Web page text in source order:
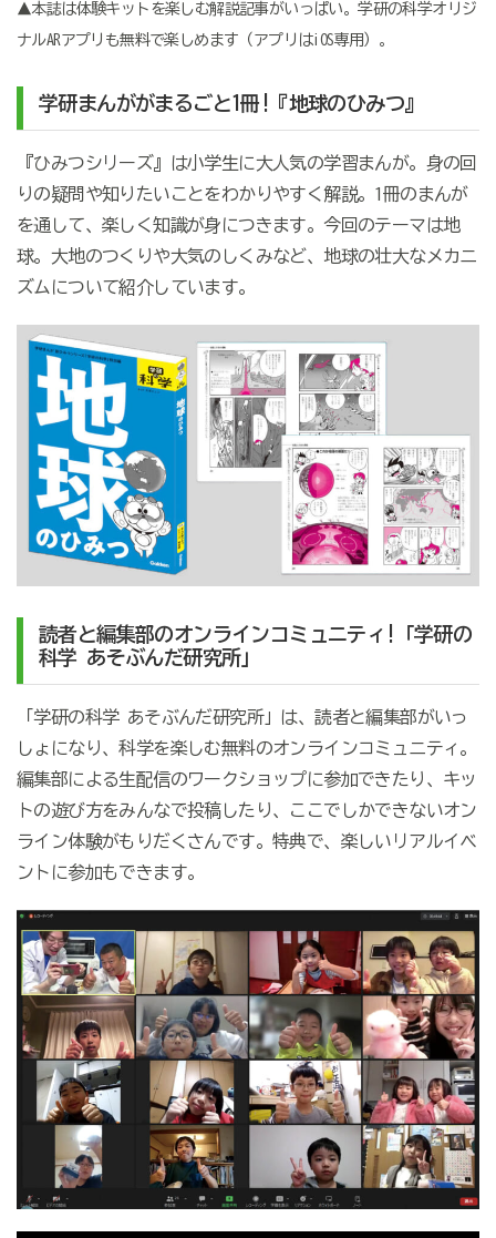
▲本誌は体験キットを楽しむ解説記事がいっぱい。学研の科学オリジ
ナルARアプリも無料で楽しめます（アプリはiOS専用）。
学研まんががまるごと1冊!『地球のひみつ』
『ひみつシリーズ』は小学生に大人気の学習まんが。身の回
りの疑問や知りたいことをわかりやすく解説。1冊のまんが
を通して、楽しく知識が身につきます。今回のテーマは地
球。大地のつくりや大気のしくみなど、地球の壮大なメカニ
ズムについて紹介しています。
読者と編集部のオンラインコミュニティ!「学研の
科学 あそぶんだ研究所」
「学研の科学 あそぶんだ研究所」は、読者と編集部がいっ
しょになり、科学を楽しむ無料のオンラインコミュニティ。
編集部による生配信のワークショップに参加できたり、キッ
トの遊び方をみんなで投稿したり、ここでしかできないオン
ライン体験がもりだくさんです。特典で、楽しいリアルイベ
ントに参加もできます。